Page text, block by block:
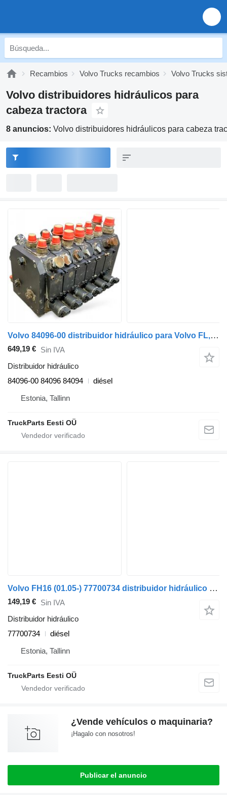
Recambios Volvo Trucks recambios Volvo Trucks
Volvo distribuidores hidráulicos para
cabeza tractora
8 anuncios: Volvo distribuidores hidráulicos para cabeza
Volvo 84096-00 distribuidor hidráulico para Volvo FL, FE (2005-2014) cabeza tractora
649,19 € Sin IVA
Distribuidor hidráulico
84096-00 84096 84094
diésel
Estonia, Tallinn
TruckParts Eesti OÜ
Volvo FH16 (01.05-) 77700734 distribuidor hidráulico para Volvo FH12, FH16, NH12, FH, VNL780 (1993-2014) cabeza tractora
149,19 € Sin IVA
Distribuidor hidráulico
77700734
diésel
Estonia, Tallinn
TruckParts Eesti OÜ
¿Vende vehículos o maquinaria?
¡Hagalo con nosotros!
Publicar el anuncio